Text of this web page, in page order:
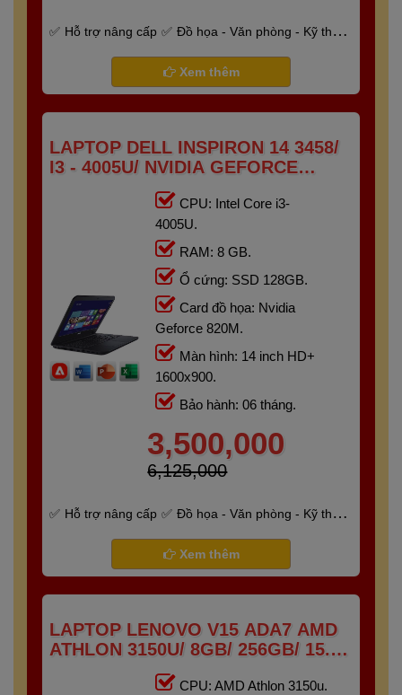
Hỗ trợ nâng cấp
Đồ họa - Văn phòng - Kỹ thuật
Xem thêm
LAPTOP DELL INSPIRON 14 3458/
I3 - 4005U/ NVIDIA GEFORCE
820M/ RAM 8G/ SSD 128GB/
CPU: Intel Core i3-
4005U.
RAM: 8 GB.
Ổ cứng: SSD 128GB.
Card đồ họa: Nvidia
Geforce 820M.
Màn hình: 14 inch HD+
1600x900.
Bảo hành: 06 tháng.
3,500,000
6,125,000
Hỗ trợ nâng cấp
Đồ họa - Văn phòng - Kỹ thuật
Xem thêm
LAPTOP LENOVO V15 ADA7 AMD
ATHLON 3150U/ 8GB/ 256GB/ 15.6"
CPU: AMD Athlon 3150u.